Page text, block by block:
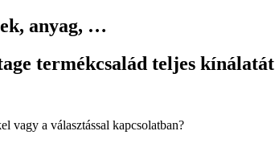
anyag, …
termékcsalád teljes kínálatát
vagy a választással kapcsolatban?